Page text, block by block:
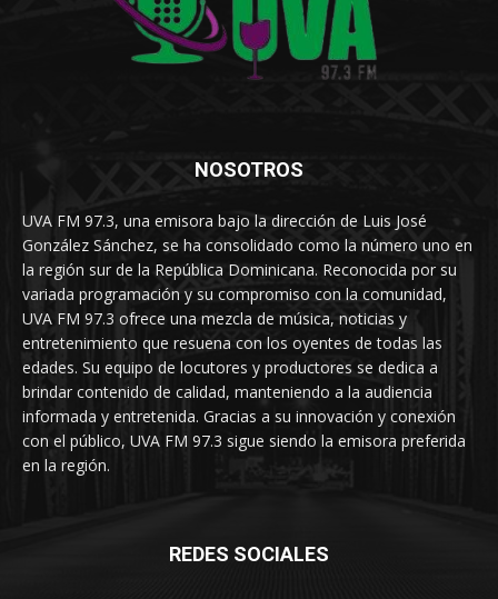
NOSOTROS
UVA FM 97.3, una emisora bajo la dirección de Luis José
González Sánchez, se ha consolidado como la número uno en
la región sur de la República Dominicana. Reconocida por su
variada programación y su compromiso con la comunidad,
UVA FM 97.3 ofrece una mezcla de música, noticias y
entretenimiento que resuena con los oyentes de todas las
edades. Su equipo de locutores y productores se dedica a
brindar contenido de calidad, manteniendo a la audiencia
informada y entretenida. Gracias a su innovación y conexión
con el público, UVA FM 97.3 sigue siendo la emisora preferida
en la región.
REDES SOCIALES